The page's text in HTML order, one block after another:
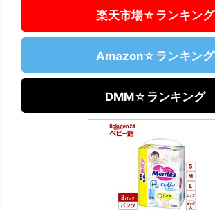
楽天市場☆ランキング
Amazon☆ランキング
DMM☆ランキング